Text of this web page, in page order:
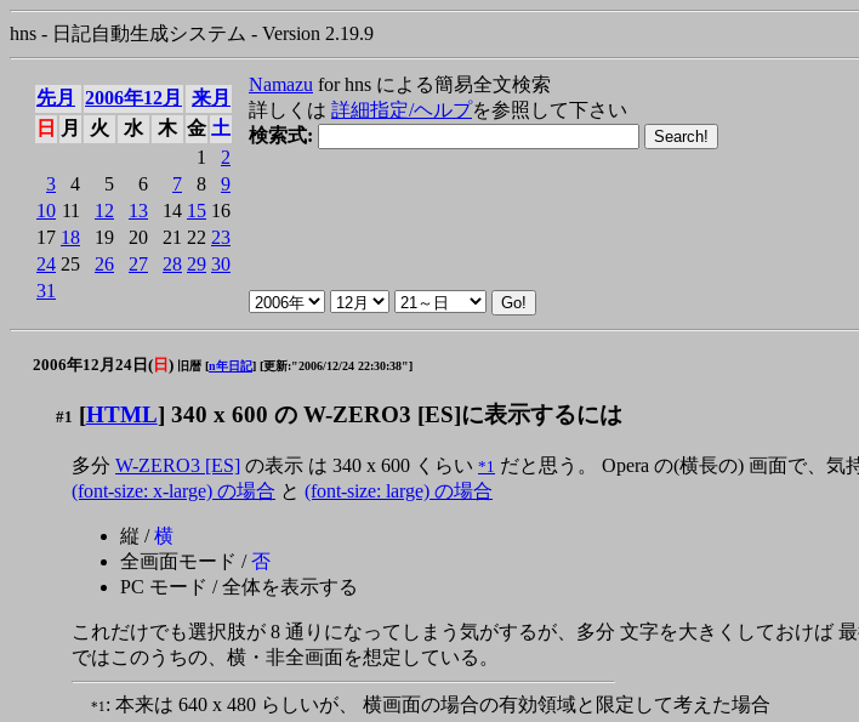
hns - 日記自動生成システム - Version 2.19.9
先月 2006年12月
来月
日
月 火 水 木 金 土
1
2
3
4 5 6 7 8
9
10 11 12 13 14 15 16
17 18 19 20 21 22 23
24 25 26 27 28 29 30
31
Namazu for hns による簡易全文検索
詳しくは 詳細指定/ヘルプを参照して下さい
検索式:
2006年12月24日( 日 ) 旧暦 [n年日記] [更新:"2006/12/24 22:30:38"]
#1 [HTML] 340 x 600 の W-ZERO3 [ES]に表示するには
多分 W-ZERO3 [ES] の表示 は 340 x 600 くらい *1 だと思う。 Opera の(横長の) 画面で、
(font-size: x-large) の場合 と (font-size: large) の場合
縦 /横
全画面モード /否
PC モード / 全体を表示する
これだけでも選択肢が 8 通りになってしまう気がするが、多分 文字を大きくしておけば
ではこのうちの、横・非全画面を想定している。
*1 : 本来は 640 x 480 らしいが、 横画面の場合の有効領域と限定して考えた場合